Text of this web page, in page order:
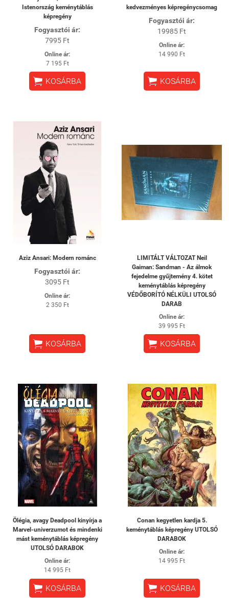
Istenország keménytáblás
képregény
Fogyasztói ár:
7995 Ft
Online ár:
7 195 Ft
 KOSÁRBA
kedvezményes képregénycsomag
Fogyasztói ár:
19985 Ft
Online ár:
14 990 Ft
 KOSÁRBA
Aziz Ansari: Modern románc
Fogyasztói ár:
3095 Ft
Online ár:
2 350 Ft
 KOSÁRBA
LIMITÁLT VÁLTOZAT Neil
Gaiman: Sandman - Az álmok
fejedelme gyűjtemény 4. kötet
keménytáblás képregény
VÉDŐBORÍTÓ NÉLKÜLI UTOLSÓ
DARAB
Online ár:
39 995 Ft
 KOSÁRBA
Ölégia, avagy Deadpool kinyírja a
Marvel-univerzumot és mindenki
mást keménytáblás képregény
UTOLSÓ DARABOK
Online ár:
14 995 Ft
 KOSÁRBA
Conan kegyetlen kardja 5.
keménytáblás képregény UTOLSÓ
DARABOK
Online ár:
14 995 Ft
 KOSÁRBA